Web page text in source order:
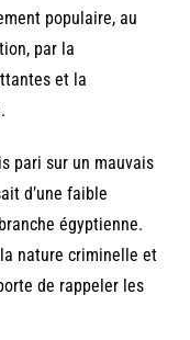
populaire, au
par la
et la
pari sur un mauvais
d’une faible
égyptienne.
nature criminelle et
de rappeler les